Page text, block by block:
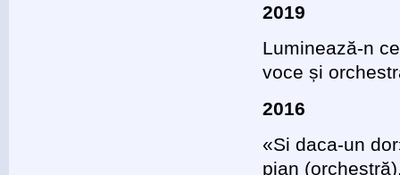
2019
Luminează-n
voce și
2016
«Si daca-un
pian